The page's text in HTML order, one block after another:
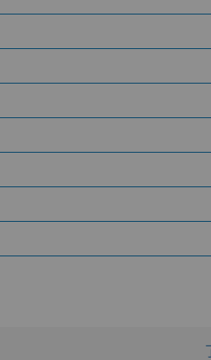
性。悬浮液通常含有更小、更均
导体）上实现较高材料去除率，
质材料。这些产品广泛应用于电
质量，稳定、高质量地完成研磨
制最能满足客户需求的解决方案
、提高耐腐蚀性并减少对环境的